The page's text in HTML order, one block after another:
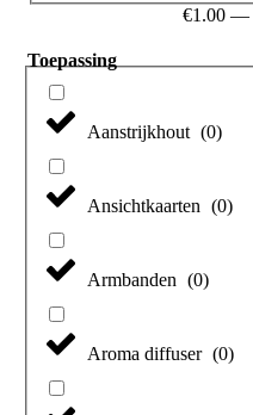
€1.00 —
Toepassing
Aanstrijkhout (0)
Ansichtkaarten (0)
Armbanden (0)
Aroma diffuser (0)